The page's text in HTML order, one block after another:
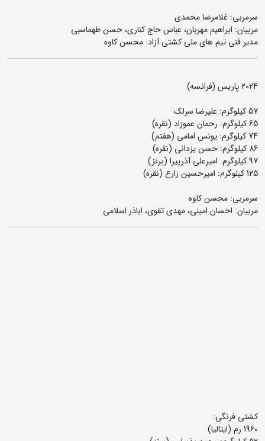
سرمربی: غلامرضا محمدی
مربیان: ابراهیم مهربان، عباس حاج کناری، حسن طهماسبی
مدیر فنی تیم های ملی کشتی آزاد: محسن کاوه
2024 پاریس (فرانسه)
57 کیلوگرم: علیرضا سرلک
65 کیلوگرم: رحمان عموزاد (نقره)
74 کیلوگرم: یونس امامی (هفتم)
86 کیلوگرم: حسن یزدانی (نقره)
97 کیلوگرم: امیرعلی آذرپیرا (برنز)
125 کیلوگرم: امیرحسین زارع (نقره)
سرمربی: محسن کاوه
مربیان: احسان امینی، مهدی تقوی، اباذر اسلامی
کشتی فرنگی:
1960 رم (ایتالیا)